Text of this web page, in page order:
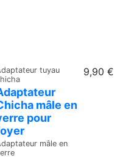
tuyau
mâle en
pour
mâle en
9,90 €